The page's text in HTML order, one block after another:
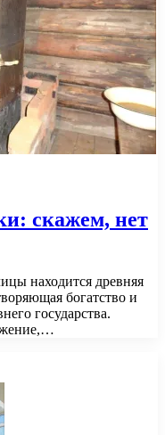
скажем, нет
находится древняя
богатство и
государства.